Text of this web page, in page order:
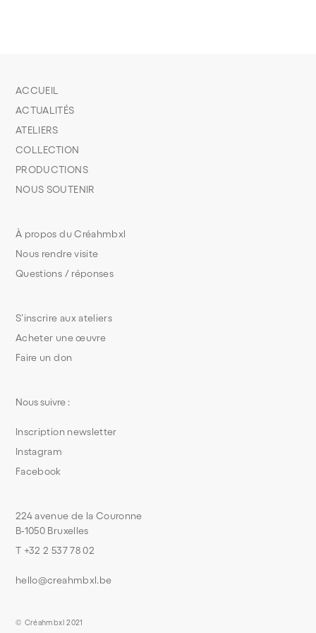
S’inscrire aux ateliers
Acheter une œuvre
Faire un don
À propos du Créahmbxl
Nous rendre visite
Questions / réponses
ACCUEIL
ACTUALITÉS
ATELIERS
COLLECTION
PRODUCTIONS
NOUS SOUTENIR
224 avenue de la Couronne
B-1050 Bruxelles
T +32 2 537 78 02
hello@creahmbxl.be
Nous suivre :
Inscription newsletter
Instagram
Facebook
© Créahmbxl 2021